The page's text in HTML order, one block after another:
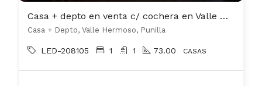
Casa + depto en venta c/ cochera en Valle Hermoso
Casa + Depto, Valle Hermoso, Punilla
LED-208105 1 1 73.00 CASAS